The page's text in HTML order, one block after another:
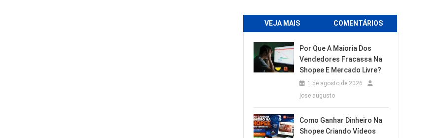
VEJA MAIS COMENTÁRIOS
Por Que A Maioria Dos
Vendedores Fracassa Na
Shopee E Mercado Livre?
1 de agosto de 2026
jose augusto
Como Ganhar Dinheiro Na
Shopee Criando Vídeos